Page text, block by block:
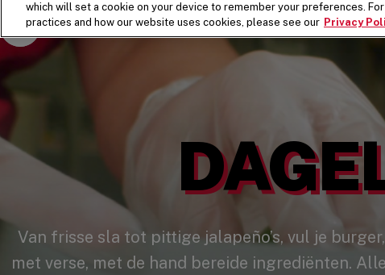
Van frisse sla tot pittige jalapeño’s, vul je
met verse, met de hand bereide ingrediënten.
Pause Video
which will set a cookie on your device to remember your preferences.
practices and how our website uses cookies, please see our Privacy